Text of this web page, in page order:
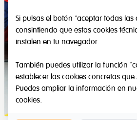
Si pulsas el botón “aceptar todas las
consintiendo que estas cookies
instalen en tu navegador.
También puedes utilizar la función
establecer las cookies concretas
Puedes ampliar la información en
cookies.